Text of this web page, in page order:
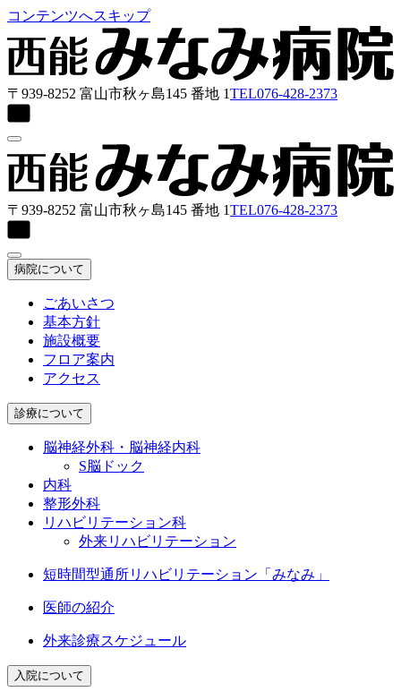
コンテンツへスキップ
〒939-8252 富山市秋ヶ島145 番地 1TEL076-428-2373
〒939-8252 富山市秋ヶ島145 番地 1TEL076-428-2373
病院について
ごあいさつ
基本方針
施設概要
フロア案内
アクセス
診療について
脳神経外科・脳神経内科
S脳ドック
内科
整形外科
リハビリテーション科
外来リハビリテーション
短時間型通所リハビリテーション「みなみ」
医師の紹介
外来診療スケジュール
入院について